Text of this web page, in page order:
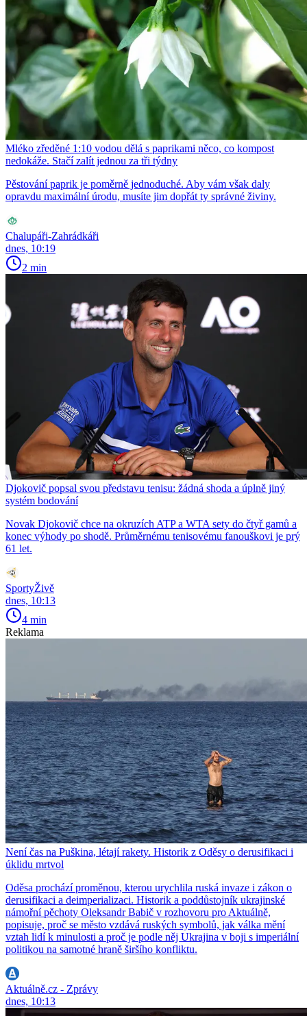
Mléko zředěné 1:10 vodou dělá s paprikami něco, co kompost
nedokáže. Stačí zalít jednou za tři týdny
Pěstování paprik je poměrně jednoduché. Aby vám však daly
opravdu maximální úrodu, musíte jim dopřát ty správné živiny.
Chalupáři-Zahrádkáři
dnes, 10:19
2 min
Djokovič popsal svou představu tenisu: žádná shoda a úplně jiný
systém bodování
Novak Djokovič chce na okruzích ATP a WTA sety do čtyř gamů a
konec výhody po shodě. Průměrnému tenisovému fanouškovi je prý
61 let.
SportyŽivě
dnes, 10:13
4 min
Reklama
Není čas na Puškina, létají rakety. Historik z Oděsy o derusifikaci i
úklidu mrtvol
Oděsa prochází proměnou, kterou urychlila ruská invaze i zákon o
derusifikaci a deimperializaci. Historik a poddůstojník ukrajinské
námořní pěchoty Oleksandr Babič v rozhovoru pro Aktuálně,
popisuje, proč se město vzdává ruských symbolů, jak válka mění
vztah lidí k minulosti a proč je podle něj Ukrajina v boji s imperiální
politikou na samotné hraně širšího konfliktu.
Aktuálně.cz - Zprávy
dnes, 10:13